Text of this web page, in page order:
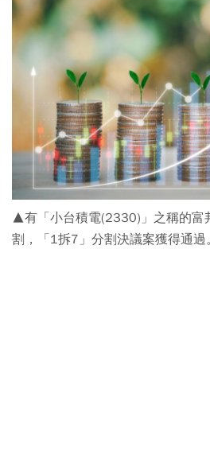
▲有「小台積電(2330)」之稱的富
割，「1拆7」分割決議案獲得通過